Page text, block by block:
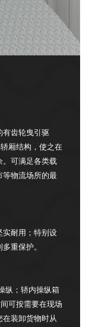
有齿轮曳引驱
厢结构，使之在
。可满足各类载
等物流场所的最
实耐用；特别设
重保护。
纵；轿内操纵箱
可按需要在现场
装卸货物时从